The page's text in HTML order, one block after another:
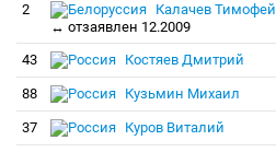
2
Калачев Тимофей
↔ отзаявлен 12.2009
43 Костяев Дмитрий
88 Кузьмин Михаил
37 Куров Виталий